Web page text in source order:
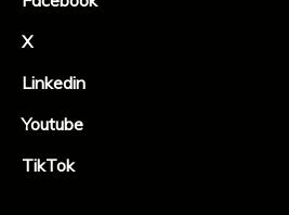
X
Linkedin
Youtube
TikTok